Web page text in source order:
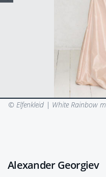
© Elfenkleid | White Rainbow
Alexander Georgiev